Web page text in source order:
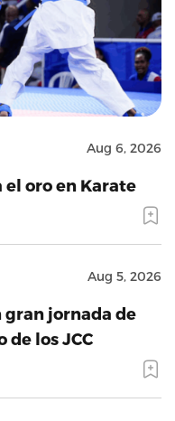
Aug 6, 2026
el oro en Karate
Aug 5, 2026
gran jornada de
los JCC